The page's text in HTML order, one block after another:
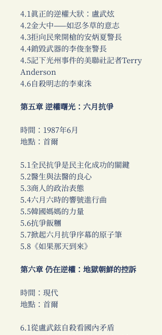
4.1真正的逆權大狀：盧武炫
4.2金大中——如忍冬草的意志
4.3拒向民眾開槍的安炳夏警長
4.4銷毀武器的李俊奎警長
4.5記下光州事件的美聯社記者Terry
Anderson
4.6自殺明志的李東洙
第五章 逆權曙光：六月抗爭
時間：1987年6月
地點：首爾
5.1全民抗爭是民主化成功的關鍵
5.2醫生與法醫的良心
5.3商人的政治表態
5.4六月六時的響號進行曲
5.5韓國媽媽的力量
5.6抗爭飯糰
5.7掀起六月抗爭序幕的原子筆
5.8《如果那天到來》
第六章 仍在逆權：地獄朝鮮的控訴
時間：現代
地點：首爾
6.1從盧武鉉自殺看國內矛盾